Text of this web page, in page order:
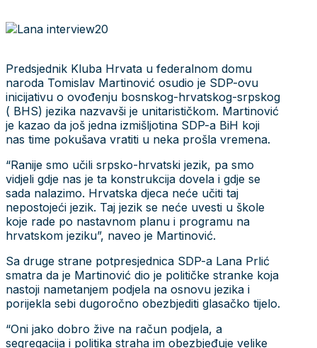
Predsjednik Kluba Hrvata u federalnom domu
naroda Tomislav Martinović osudio je SDP-ovu
inicijativu o ovođenju bosnskog-hrvatskog-srpskog
( BHS) jezika nazvavši je unitarističkom. Martinović
je kazao da još jedna izmišljotina SDP-a BiH koji
nas time pokušava vratiti u neka prošla vremena.
“Ranije smo učili srpsko-hrvatski jezik, pa smo
vidjeli gdje nas je ta konstrukcija dovela i gdje se
sada nalazimo. Hrvatska djeca neće učiti taj
nepostojeći jezik. Taj jezik se neće uvesti u škole
koje rade po nastavnom planu i programu na
hrvatskom jeziku”, naveo je Martinović.
Sa druge strane potpresjednica SDP-a Lana Prlić
smatra da je Martinović dio je političke stranke koja
nastoji nametanjem podjela na osnovu jezika i
porijekla sebi dugoročno obezbjediti glasačko tijelo.
“Oni jako dobro žive na račun podjela, a
segregacija i politika straha im obezbjeđuje velike